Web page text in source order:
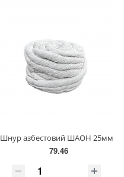
Шнур азбестовий ШАОН 25мм
79.46